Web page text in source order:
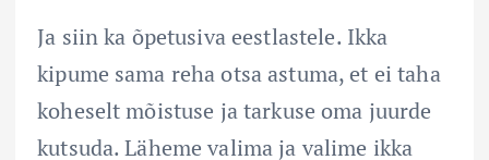
Ja siin ka õpetusiva eestlastele. Ikka
kipume sama reha otsa astuma, et ei taha
koheselt mõistuse ja tarkuse oma juurde
kutsuda. Läheme valima ja valime ikka